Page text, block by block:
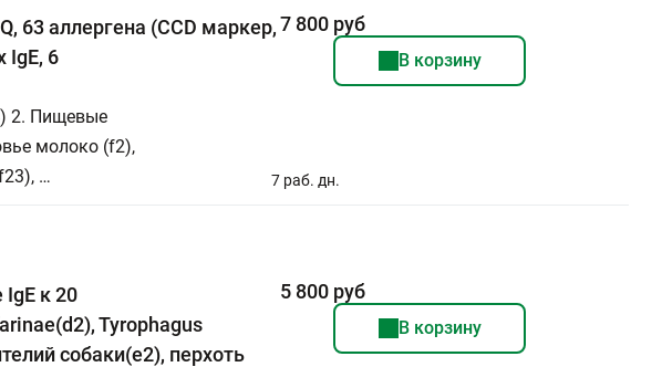
аллергена (CCD маркер,
IgE, 6
2. Пищевые
молоко (f2),
…
7 800 руб
В корзину
7 раб. дн.
к 20
Tyrophagus
собаки(e2), перхоть
5 800 руб
В корзину